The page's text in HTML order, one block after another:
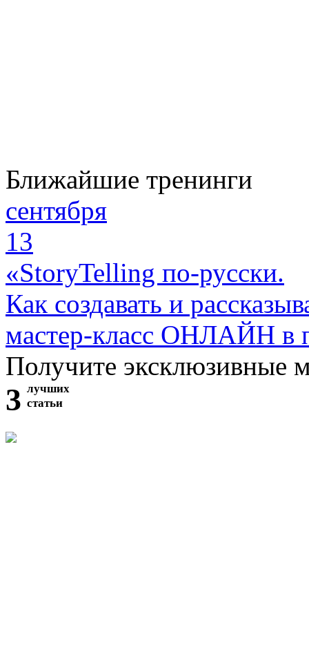
Ближайшие тренинги
сентября
13
«StoryTelling по-русски.
Как создавать и
мастер-класс ОНЛАЙН в
Получите эксклюзивные
3 лучших
статьи